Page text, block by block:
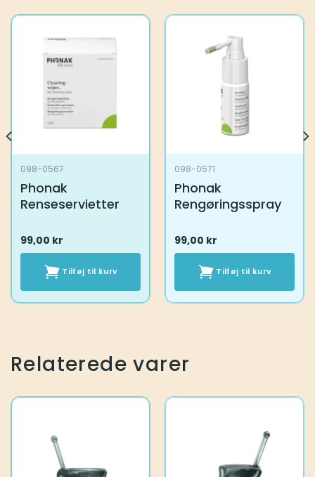
098-0567
Phonak
Renseservietter
99,00 kr
Tilføj til kurv
098-0571
Phonak
Rengøringsspray
99,00 kr
Tilføj til kurv
Relaterede varer